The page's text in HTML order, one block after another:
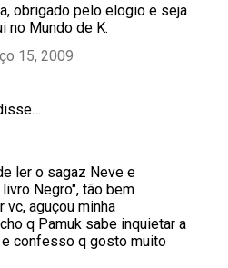
obrigado pelo elogio e seja
no Mundo de K.
15, 2009
ler o sagaz Neve e
Negro", tão bem
vc, aguçou minha
q Pamuk sabe inquietar a
e confesso q gosto muito